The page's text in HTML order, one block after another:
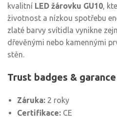
kvalitní LED žárovku GU10,
životnost a nízkou spotřebu
zlaté barvy svítidla vynikne
dřevěnými nebo kamennými
stěn.
Trust badges & garance
Záruka: 2 roky
Certifikace: CE